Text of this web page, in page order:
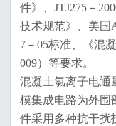
件》、JTJ275－
技术规范》、美国
7－05标准、《混
009）等要求。
混凝土氯离子电通
模集成电路为外围
件采用多种抗干扰